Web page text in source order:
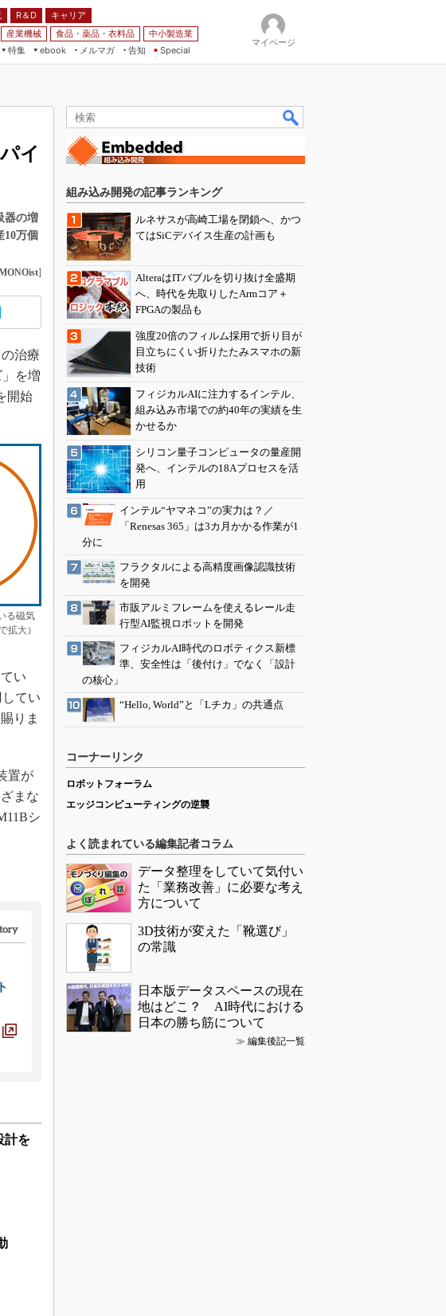
R＆D
キャリア
産業機械 食品・薬品・衣料品
中小製造業
特集
ebook
メルマガ
告知 Special
マイページ
イ
器の増
万個
]
治療
を増
開始
る磁気
拡大）
い
てい
りま
置が
まな
シ
計を
組み込み開発の記事ランキング
ルネサスが高崎工場を閉鎖へ、かつ
てはSiCデバイス生産の計画も
AlteraはITバブルを切り抜け全盛期
へ、時代を先取りしたArmコア＋
FPGAの製品も
強度20倍のフィルム採用で折り目が
目立ちにくい折りたたみスマホの新
技術
フィジカルAIに注力するインテル、
組み込み市場での約40年の実績を生
かせるか
シリコン量子コンピュータの量産開
発へ、インテルの18Aプロセスを活
用
インテル“ヤマネコ”の実力は？／
「Renesas 365」は3カ月かかる作業が1
分に
フラクタルによる高精度画像認識技術
を開発
市販アルミフレームを使えるレール走
行型AI監視ロボットを開発
フィジカルAI時代のロボティクス新標
準、安全性は「後付け」でなく「設計
の核心」
“Hello, World”と「Lチカ」の共通点
コーナーリンク
ロボットフォーラム
エッジコンピューティングの逆襲
よく読まれている編集記者コラム
データ整理をしていて気付い
た「業務改善」に必要な考え
方について
3D技術が変えた「靴選び」
の常識
日本版データスペースの現在
地はどこ？ AI時代における
日本の勝ち筋について
≫ 編集後記一覧